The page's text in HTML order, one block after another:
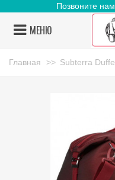
Позвоните
МЕНЮ
Главная >> Subterra